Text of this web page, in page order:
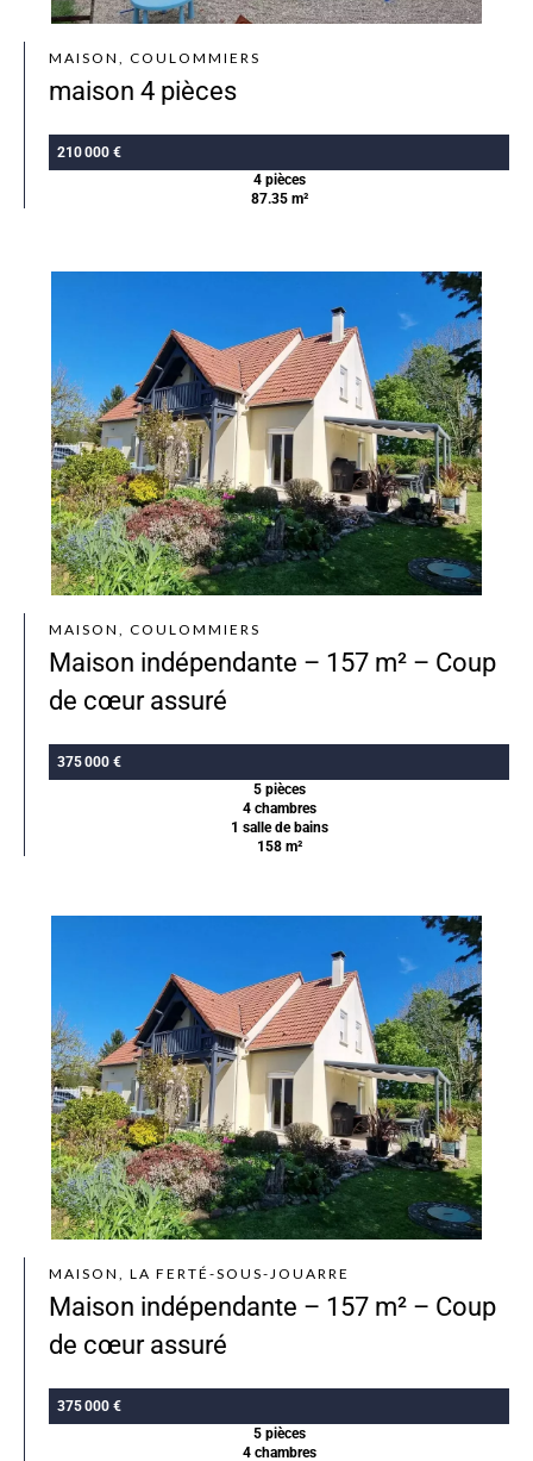
MAISON, COULOMMIERS
maison 4 pièces
210 000 €
4 pièces
87.35 m²
MAISON, COULOMMIERS
Maison indépendante – 157 m² – Coup
de cœur assuré
375 000 €
5 pièces
4 chambres
1 salle de bains
158 m²
MAISON, LA FERTÉ-SOUS-JOUARRE
Maison indépendante – 157 m² – Coup
de cœur assuré
375 000 €
5 pièces
4 chambres